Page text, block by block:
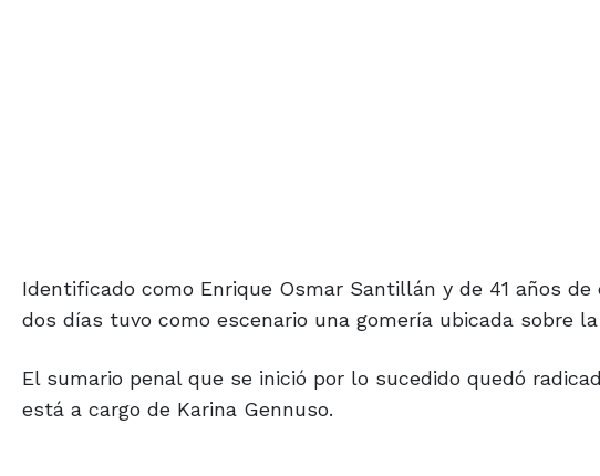
Identificado como Enrique Osmar Santillán y de 41 años
dos días tuvo como escenario una gomería ubicada sobre la
El sumario penal que se inició por lo sucedido quedó
está a cargo de Karina Gennuso.